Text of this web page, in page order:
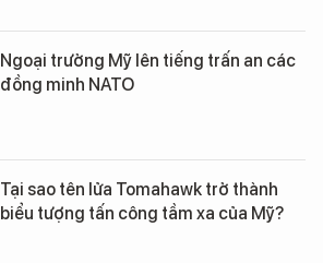
Ngoại trưởng Mỹ lên tiếng trấn an các
đồng minh NATO
Tại sao tên lửa Tomahawk trở thành
biểu tượng tấn công tầm xa của Mỹ?